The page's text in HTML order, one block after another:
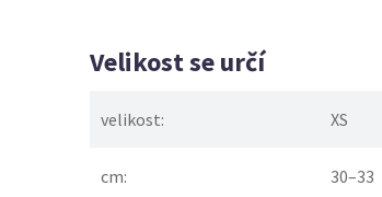
Velikost se určí
velikost: XS
cm: 30–33